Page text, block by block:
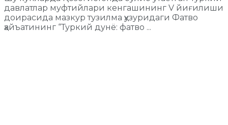
давлатлар муфтийлари кенгашининг V йиғилиши
доирасида мазкур тузилма ҳузуридаги Фатво
ҳайъатининг “Туркий дунё: фатво ...